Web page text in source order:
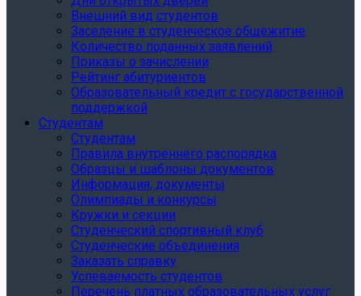
Внешний вид студентов
Заселение в студенческое общежитие
Количество поданных заявлений
Приказы о зачислении
Рейтинг абитуриентов
Образовательный кредит с государственной
поддержкой
Студентам
Студентам
Правила внутреннего распорядка
Образцы и шаблоны документов
Информация, документы
Олимпиады и конкурсы
Кружки и секции
Студенческий спортивный клуб
Студенческие объединения
Заказать справку
Успеваемость студентов
Перечень платных образовательных услуг